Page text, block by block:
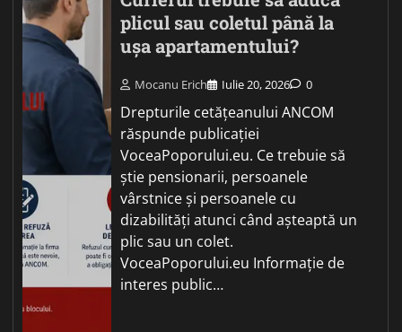
plicul sau coletul până la
ușa apartamentului?
Mocanu Erich Iulie 20, 2026 0
Drepturile cetățeanului ANCOM
răspunde publicației
VoceaPoporului.eu. Ce trebuie să
știe pensionarii, persoanele
vârstnice și persoanele cu
dizabilități atunci când așteaptă un
plic sau un colet.
VoceaPoporului.eu Informație de
interes public…